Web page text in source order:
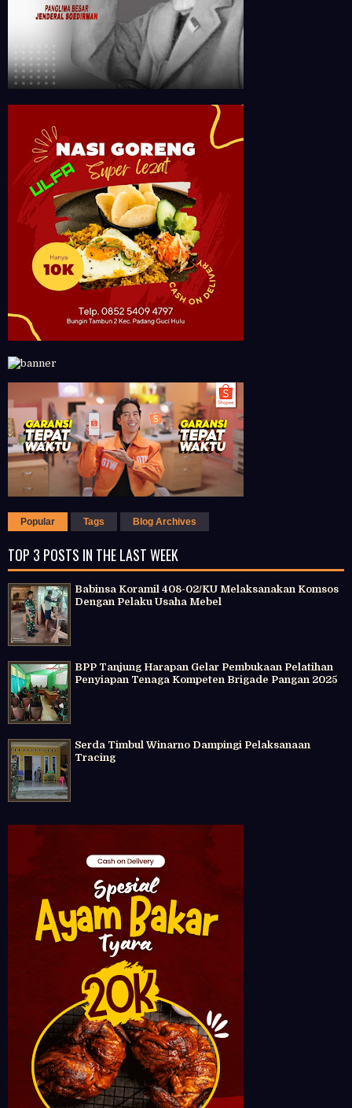
Popular Tags Blog Archives
TOP 3 POSTS IN THE LAST WEEK
Babinsa Koramil 408-02/KU Melaksanakan Komsos
Dengan Pelaku Usaha Mebel
BPP Tanjung Harapan Gelar Pembukaan Pelatihan
Penyiapan Tenaga Kompeten Brigade Pangan 2025
Serda Timbul Winarno Dampingi Pelaksanaan
Tracing